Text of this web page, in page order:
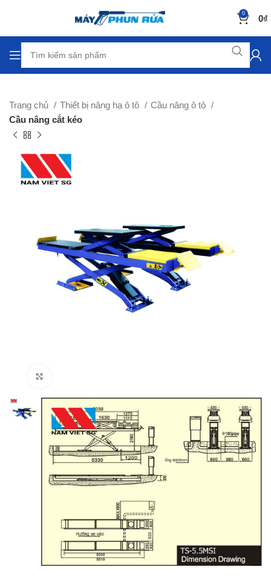
0 0₫
Trang chủ Thiết bị nâng hạ ô tô
Cầu nâng ô tô
Cầu nâng cắt kéo